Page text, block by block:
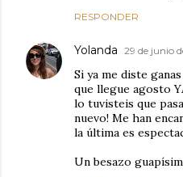
RESPONDER
Yolanda 29 de junio
Si ya me diste
que llegue agosto
lo tuvisteis que
nuevo! Me han
la última es
Un besazo